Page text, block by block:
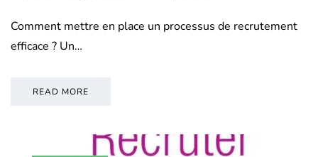
Comment mettre en place un processus de recrutement
efficace ? Un…
READ MORE